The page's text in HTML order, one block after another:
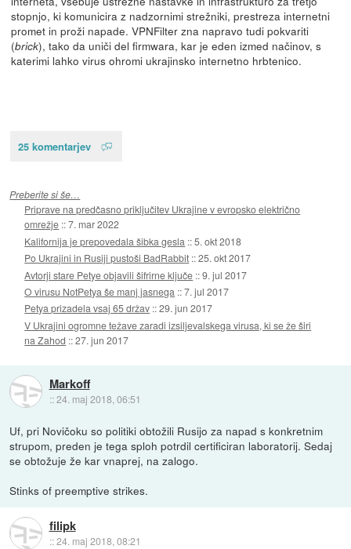
stopnjo, ki komunicira z nadzornimi strežniki, prestreza internetni
promet in proži napade. VPNFilter zna napravo tudi pokvariti
(brick), tako da uniči del firmwara, kar je eden izmed načinov, s
katerimi lahko virus ohromi ukrajinsko internetno hrbtenico.
25 komentarjev
Preberite si še…
Priprave na predčasno priključitev Ukrajine v evropsko električno
omrežje ::7. mar 2022
Kalifornija je prepovedala šibka gesla ::5. okt 2018
Po Ukrajini in Rusiji pustoši BadRabbit ::25. okt 2017
Avtorji stare Petye objavili šifrirne ključe ::9. jul 2017
O virusu NotPetya še manj jasnega ::7. jul 2017
Petya prizadela vsaj 65 držav ::29. jun 2017
V Ukrajini ogromne težave zaradi izsiljevalskega virusa, ki se že širi
na Zahod ::27. jun 2017
Markoff
::24. maj 2018, 06:51
Uf, pri Novičoku so politiki obtožili Rusijo za napad s konkretnim
strupom, preden je tega sploh potrdil certificiran laboratorij. Sedaj
se obtožuje že kar vnaprej, na zalogo.
Stinks of preemptive strikes.
filipk
::24. maj 2018, 08:21